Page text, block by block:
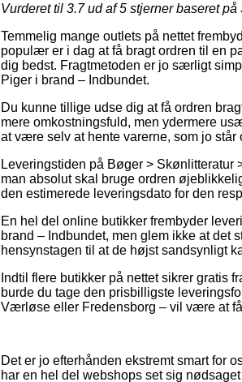
Vurderet til 3.7ud af 5 stjerner baseret på
Temmelig mange outlets på nettet
populær er i dag at få bragt ordren til en
dig bedst. Fragtmetoden er jo særligt
Piger i brand – Indbundet.
Du kunne tillige udse dig at få ordren
mere omkostningsfuld, men ydermere
at være selv at hente varerne, som jo
Leveringstiden på Bøger >
man absolut skal bruge ordren
den estimerede leveringsdato for den
En hel del online butikker frembyder
brand – Indbundet, men glem ikke at det
hensynstagen til at de højst sandsynligt
Indtil flere butikker på nettet sikrer gratis
burde du tage den prisbilligste
Værløse eller Fredensborg – vil være at
Det er jo efterhånden ekstremt smart for
har en hel del webshops set sig